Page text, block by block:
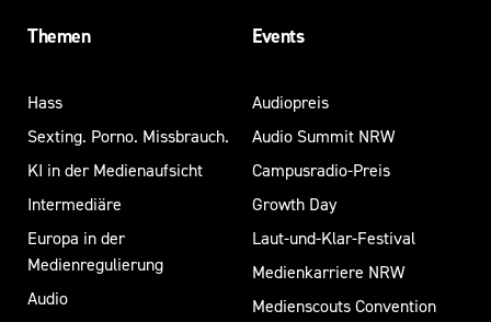
Themen
Hass
Sexting. Porno. Missbrauch.
KI in der Medienaufsicht
Intermediäre
Europa in der
Medienregulierung
Audio
Events
Audiopreis
Audio Summit NRW
Campusradio-Preis
Growth Day
Laut-und-Klar-Festival
Medienkarriere NRW
Medienscouts Convention